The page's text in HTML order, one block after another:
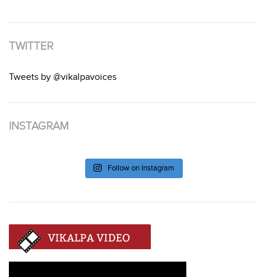
TWITTER
Tweets by @vikalpavoices
INSTAGRAM
Follow on Instagram